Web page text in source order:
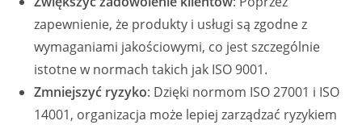
zapewnienie, że produkty i usługi są zgodne z
wymaganiami jakościowymi, co jest szczególnie
istotne w normach takich jak ISO 9001.
Zmniejszyć ryzyko: Dzięki normom ISO 27001 i ISO
14001, organizacja może lepiej zarządzać ryzykiem